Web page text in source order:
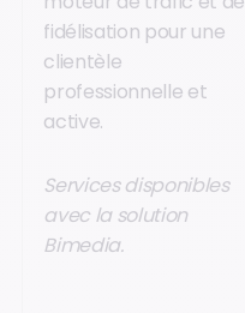
fidélisation pour une
clientèle
professionnelle et
active.
Services disponibles
avec la solution
Bimedia.